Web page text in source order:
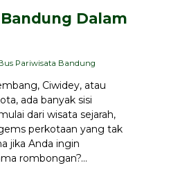
Dalam
Pariwisata Bandung
Ciwidey, atau
ada banyak sisi
dari wisata sejarah,
perkotaan yang tak
jika Anda ingin
rombongan?...